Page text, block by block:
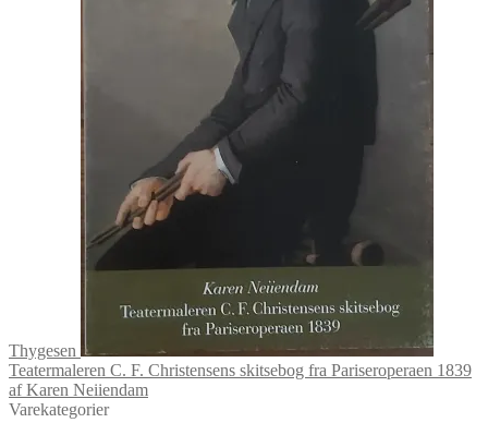
Thygesen
Teatermaleren C. F. Christensens skitsebog fra Pariseroperaen 1839
af Karen Neiiendam
Varekategorier